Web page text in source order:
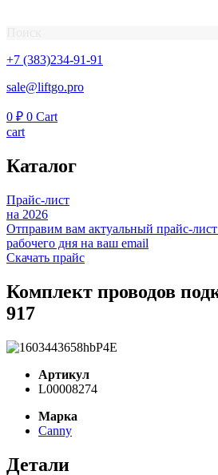
+7 (383)234-91-91
sale@liftgo.pro
0 ₽ 0 Cart
cart
Каталог
Прайс-лист
на 2026
Отправим вам актуальный прайс-лист
рабочего дня на ваш email
Скачать прайс
Комплект проводов
917
Артикул
L00008274
Марка
Canny
Детали